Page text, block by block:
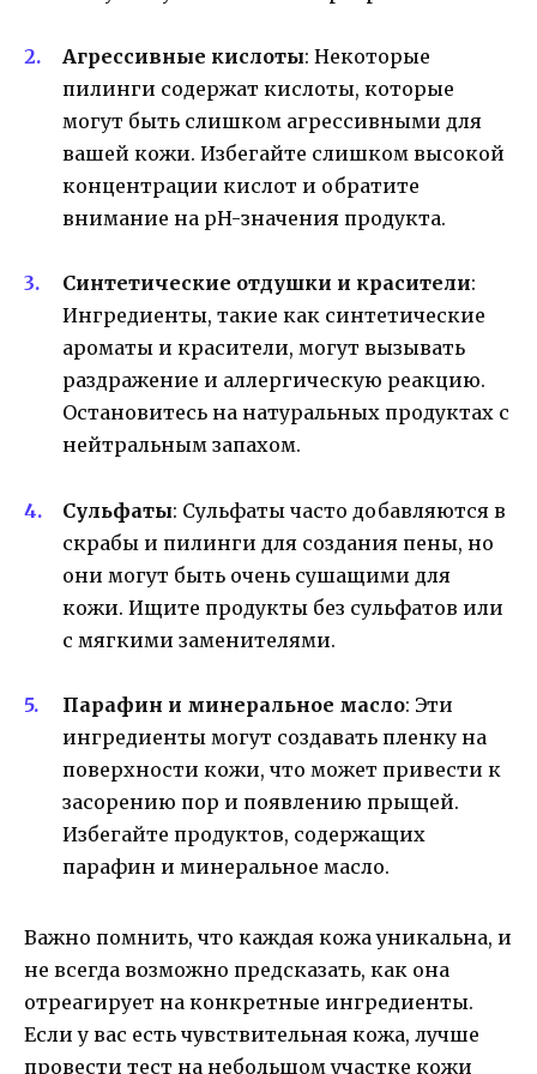
Агрессивные кислоты: Некоторые
пилинги содержат кислоты, которые
могут быть слишком агрессивными для
вашей кожи. Избегайте слишком высокой
концентрации кислот и обратите
внимание на pH-значения продукта.
Синтетические отдушки и красители:
Ингредиенты, такие как синтетические
ароматы и красители, могут вызывать
раздражение и аллергическую реакцию.
Остановитесь на натуральных продуктах с
нейтральным запахом.
Сульфаты: Сульфаты часто добавляются в
скрабы и пилинги для создания пены, но
они могут быть очень сушащими для
кожи. Ищите продукты без сульфатов или
с мягкими заменителями.
Парафин и минеральное масло: Эти
ингредиенты могут создавать пленку на
поверхности кожи, что может привести к
засорению пор и появлению прыщей.
Избегайте продуктов, содержащих
парафин и минеральное масло.
Важно помнить, что каждая кожа уникальна, и
не всегда возможно предсказать, как она
отреагирует на конкретные ингредиенты.
Если у вас есть чувствительная кожа, лучше
провести тест на небольшом участке кожи